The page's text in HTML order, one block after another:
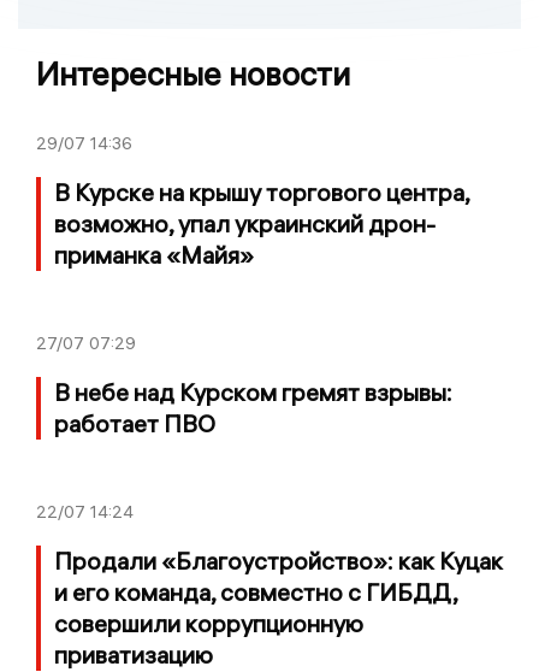
Интересные новости
29/07 14:36
В Курске на крышу торгового центра,
возможно, упал украинский дрон-
приманка «Майя»
27/07 07:29
В небе над Курском гремят взрывы:
работает ПВО
22/07 14:24
Продали «Благоустройство»: как Куцак
и его команда, совместно с ГИБДД,
совершили коррупционную
приватизацию